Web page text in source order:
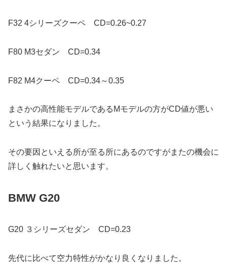
F32 4シリーズクーペ CD=0.26~0.27
F80 M3セダン CD=0.34
F82 M4クーペ CD=0.34～0.35
まさかの高性能モデルであるMモデルの方がCD値が悪い
という結果になりました。
その要因といえる所が至る所にあるのですがまたの機会に
詳しく触れたいと思います。
BMW G20
G20 ３シリーズセダン CD=0.23
先代に比べて空力特性がかなり良くなりました。